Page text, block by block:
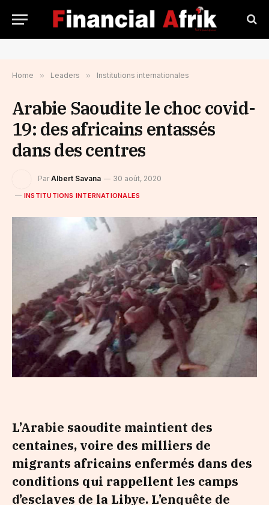
Home » Leaders » Institutions internationales
Arabie Saoudite le choc covid-
19: des africains entassés
dans des centres
Par Albert Savana 30 août, 2020
INSTITUTIONS INTERNATIONALES
L’Arabie saoudite maintient des
centaines, voire des milliers de
migrants africains enfermés dans des
conditions qui rappellent les camps
d’esclaves de la Libye. L’enquête de